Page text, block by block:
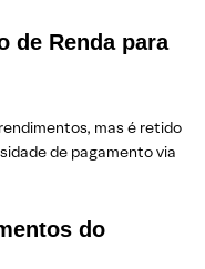
de Renda para
mas é retido
de pagamento via
do